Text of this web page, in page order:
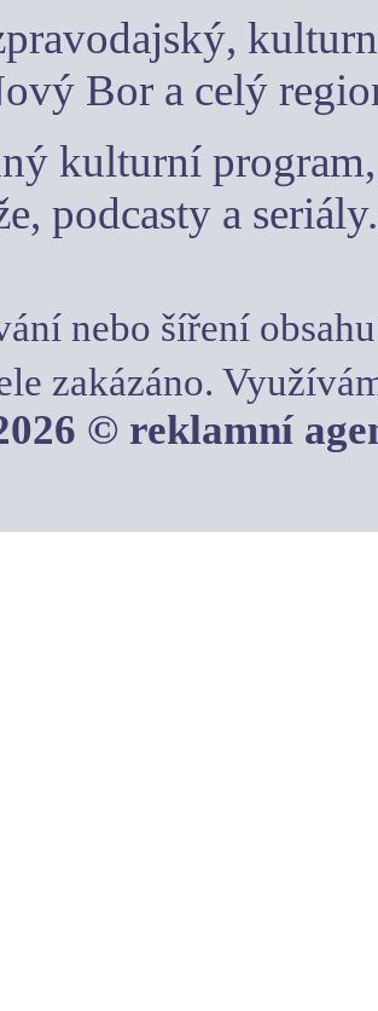
Bor a celý
kulturní
podcasty a seriály.
nebo šíření
zakázáno.
© reklamní